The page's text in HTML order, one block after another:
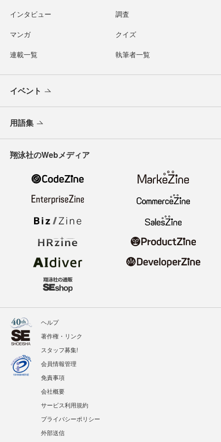
インタビュー 調査
マンガ クイズ
連載一覧 執筆者一覧
イベント
用語集
翔泳社のWebメディア
ヘルプ
著作権・リンク
スタッフ募集!
会員情報管理
免責事項
会社概要
サービス利用規約
プライバシーポリシー
外部送信